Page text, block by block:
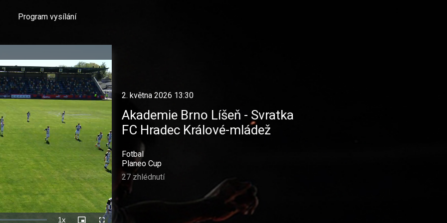
Program vysílání
1x
2. května 2026 13:30
Akademie Brno Líšeň - Svratka
FC Hradec Králové-mládež
Fotbal
Planeo Cup
27 zhlédnutí